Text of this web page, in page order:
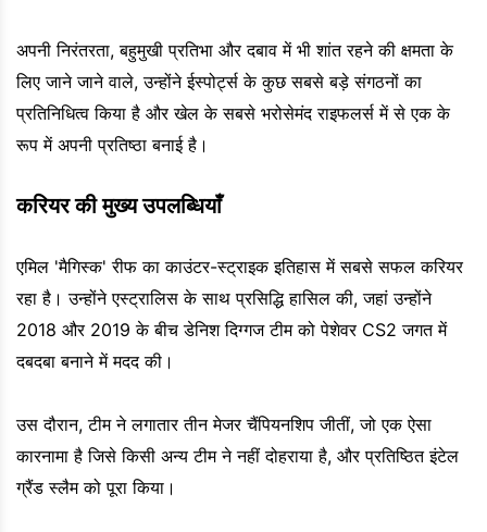
अपनी निरंतरता, बहुमुखी प्रतिभा और दबाव में भी शांत रहने की क्षमता के
लिए जाने जाने वाले, उन्होंने ईस्पोर्ट्स के कुछ सबसे बड़े संगठनों का
प्रतिनिधित्व किया है और खेल के सबसे भरोसेमंद राइफलर्स में से एक के
रूप में अपनी प्रतिष्ठा बनाई है।
करियर की मुख्य उपलब्धियाँ
एमिल 'मैगिस्क' रीफ का काउंटर-स्ट्राइक इतिहास में सबसे सफल करियर
रहा है। उन्होंने एस्ट्रालिस के साथ प्रसिद्धि हासिल की, जहां उन्होंने
2018 और 2019 के बीच डेनिश दिग्गज टीम को पेशेवर CS2 जगत में
दबदबा बनाने में मदद की।
उस दौरान, टीम ने लगातार तीन मेजर चैंपियनशिप जीतीं, जो एक ऐसा
कारनामा है जिसे किसी अन्य टीम ने नहीं दोहराया है, और प्रतिष्ठित इंटेल
ग्रैंड स्लैम को पूरा किया।